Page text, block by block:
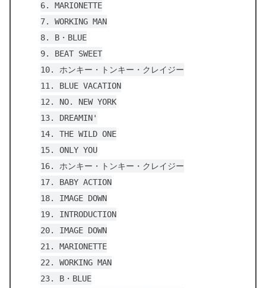
6. MARIONETTE
7. WORKING MAN
8. B・BLUE
9. BEAT SWEET
10. ホンキー・トンキー・クレイジー
11. BLUE VACATION
12. NO. NEW YORK
13. DREAMIN'
14. THE WILD ONE
15. ONLY YOU
16. ホンキー・トンキー・クレイジー
17. BABY ACTION
18. IMAGE DOWN
19. INTRODUCTION
20. IMAGE DOWN
21. MARIONETTE
22. WORKING MAN
23. B・BLUE